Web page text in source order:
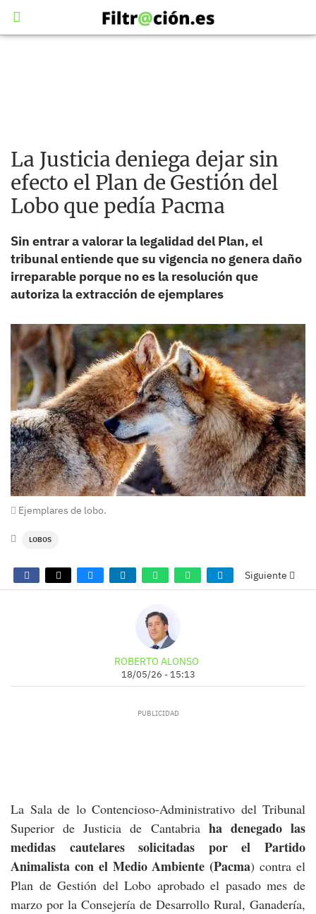
La Justicia deniega dejar sin
efecto el Plan de Gestión del
Lobo que pedía Pacma
Sin entrar a valorar la legalidad del Plan, el
tribunal entiende que su vigencia no genera daño
irreparable porque no es la resolución que
autoriza la extracción de ejemplares
Ejemplares de lobo.
LOBOS
Siguiente
ROBERTO ALONSO
18/05/26 - 15:13
La Sala de lo Contencioso-Administrativo del Tribunal
Superior de Justicia de Cantabria ha denegado las
medidas cautelares solicitadas por el Partido
Animalista con el Medio Ambiente (Pacma) contra el
Plan de Gestión del Lobo aprobado el pasado mes de
marzo por la Consejería de Desarrollo Rural, Ganadería,